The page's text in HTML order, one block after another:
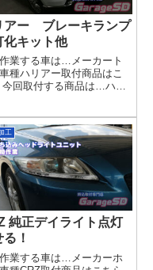
アー ブレーキランプ
化キット他
業する車は…メーカート
種ハリアー取付商品はこ
今回取付する商品は…ハリ
作業写真ラゲッジスペース
性がとても良くなりまし
源スイッチ付きなので、
性も抜群で...
工
純正デイライト点灯
！
業する車は…メーカーホ